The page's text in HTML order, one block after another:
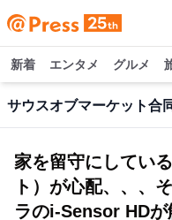
新着 エンタメ グルメ
サウスオブマーケット合
家を留守にしてい
ト）が心配、、、
ラのi-Sensor HDが